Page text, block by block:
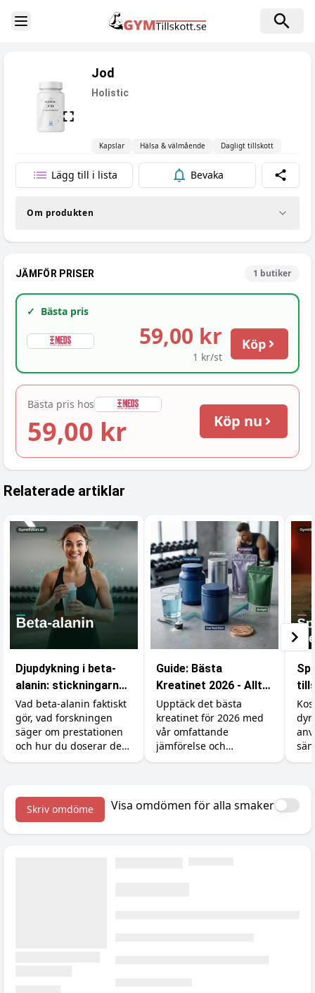
Toggle Sidebar
Jod
Holistic
Kapslar Hälsa & välmående Dagligt tillskott
Lägg till i lista Bevaka Dela
Om produkten
JÄMFÖR PRISER 1 butiker
✓ Bästa pris
59,00 kr
1 kr/st
Köp
Bästa pris hos
59,00 kr Köp nu
Relaterade artiklar
Djupdykning i beta-
alanin: stickningarna,
karnosinet och
effekten
Vad beta-alanin faktiskt
gör, vad forskningen
säger om prestationen
och hur du doserar det
rätt (inklusive varför du
Guide: Bästa
Kreatinet 2026 - Allt
du behöver veta
Upptäck det bästa
kreatinet för 2026 med
vår omfattande
jämförelse och
prisjämförelse.
är
dyr
Så
Skriv omdöme Visa omdömen för alla smaker